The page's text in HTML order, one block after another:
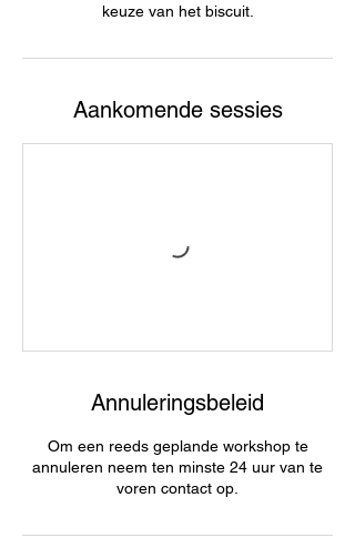
keuze van het biscuit.
Aankomende sessies
Annuleringsbeleid
Om een reeds geplande workshop te
annuleren neem ten minste 24 uur van te
voren contact op.